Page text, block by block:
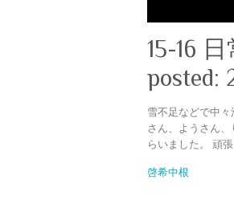
15-16
posted:
雪不足などで中
さん、ようさん
らいました。 頑
啓希中根